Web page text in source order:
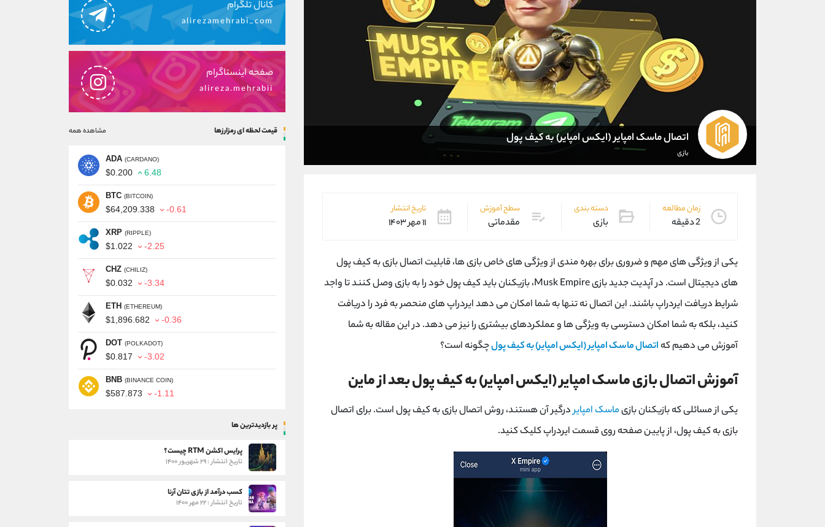
اتصال ماسک امپایر (ایکس امپایر) به کیف پول
بازی
زمان مطالعه
2 دقیقه
دسته بندی
بازی
سطح آموزش
مقدماتی
تاریخ انتشار
۱۱ مهر ۱۴۰۳
یکی از ویژگی های مهم و ضروری برای بهره مندی از ویژگی های خاص بازی ها، قابلیت اتصال بازی به کیف پول
های دیجیتال است. در آپدیت جدید بازیMusk Empire، بازیکنان باید کیف پول خود را به بازی وصل کنند تا واجد
شرایط دریافت ایردراپ باشند. این اتصال نه تنها به شما امکان می دهد ایردراپ های منحصر به فرد را دریافت
کنید، بلکه به شما امکان دسترسی به ویژگی ها و عملکردهای بیشتری را نیز می دهد. در این مقاله به شما
آموزش می دهیم که اتصال ماسک امپایر (ایکس امپایر) به کیف پولچگونه است؟
آموزش اتصال بازی ماسک امپایر (ایکس امپایر) به کیف پول بعد از ماین
یکی از مسائلی که بازیکنان بازیماسک امپایردرگیر آن هستند، روش اتصال بازی به کیف پول است. برای اتصال
بازی به کیف پول، از پایین صفحه روی قسمت ایردراپ کلیک کنید.
کانال تلگرام
alirezamehrabi_com
صفحه اینستاگرام
alireza.mehrabii
قیمت لحظه ای رمزارزها مشاهده همه
ADA (CARDANO)
$0.200 6.48
BTC (BITCOIN)
$64,209.338 -0.61
XRP (RIPPLE)
$1.022 -2.25
CHZ (CHILIZ)
$0.032 -3.34
ETH (ETHEREUM)
$1,896.682 -0.36
DOT (POLKADOT)
$0.817 -3.02
BNB (BINANCE COIN)
$587.873 -1.11
پر بازدیدترین ها
پرایس اکشن RTM چیست؟
تاریخ انتشار : ۲۹ شهریور ۱۴۰۰
کسب درآمد از بازی تتان آرنا
تاریخ انتشار : ۲۲ مهر ۱۴۰۰